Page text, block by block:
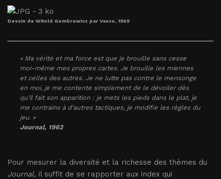
Dessin de Witold Gombrowicz par Vasco, 1969
« Ma vérité et ma force est que je brouille sans cesse
moi-même mes propres cartes. Je brouille les miennes
et celles des autres. Je ne lutte pas contre le mensonge
en moi, je me contente simplement de le dévoiler dès
qu’il fait son apparition : je mets les pieds dans le plat, je
me contrains à d’autres tactiques, je modifie les règles du
jeu. »
Journal, 1962
Pour mesurer la diversité et la richesse des thèmes du
Journal, il suffit de se rapporter aux index qui